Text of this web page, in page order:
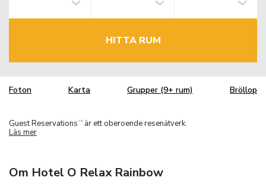
HITTA RUM
Foton Karta Grupper (9+ rum) Bröllop
Guest Reservations TM
är ett oberoende resenätverk.
Läs mer
Om Hotel O Relax Rainbow